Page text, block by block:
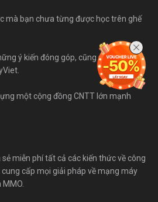
mà bạn chưa từng được học trên ghế
ý kiến đóng góp, cũng như bài viết
một cộng đồng CNTT lớn mạnh
miễn phí tất cả các kiến thức về công
cung cấp mọi giải pháp về mạng máy